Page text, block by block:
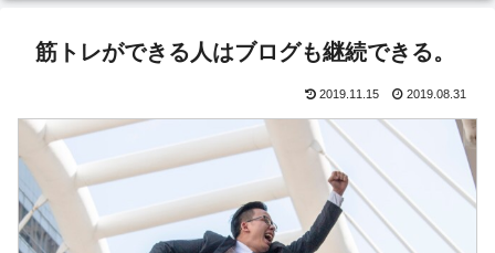
筋トレができる人はブログも継続できる。
2019.11.15 2019.08.31